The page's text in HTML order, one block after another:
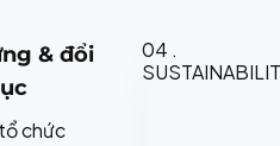
& đổi
chức
04 .